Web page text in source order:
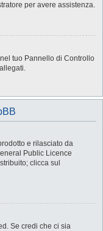
per avere assistenza.
tuo Pannello di Controllo
e rilasciato da
Public Licence
clicca sul
Se credi che ci sia